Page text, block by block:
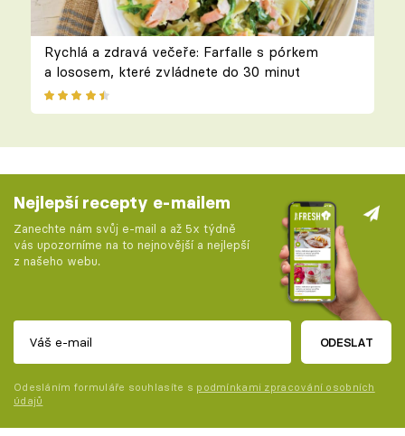
Rychlá a zdravá večeře: Farfalle s pórkem
a lososem, které zvládnete do 30 minut
Nejlepší recepty e-mailem
Zanechte nám svůj e-mail a až 5x týdně
vás upozorníme na to nejnovější a nejlepší
z našeho webu.
ODESLAT
Odesláním formuláře souhlasíte s podmínkami zpracování osobních
údajů